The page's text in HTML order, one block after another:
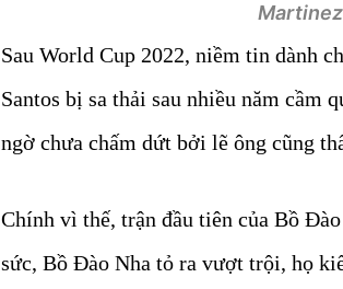
Sau World Cup 2022, niềm tin dành
Santos bị sa thải sau nhiều năm cầm
ngờ chưa chấm dứt bởi lẽ ông cũng
Chính vì thế, trận đầu tiên của Bồ
sức, Bồ Đào Nha tỏ ra vượt trội, họ